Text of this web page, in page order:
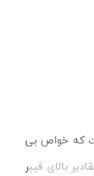
که خواص بی
بالای فیبر